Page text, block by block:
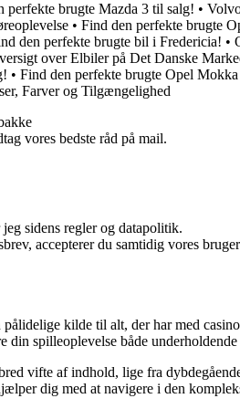
perfekte brugte Mazda 3 til salg! •
• Find den perfekte brugte
den perfekte brugte bil i Fredericia! •
over Elbiler på Det Danske
• Find den perfekte brugte Opel
Farver og Tilgængelighed
vores bedste råd på mail.
sidens regler og datapolitik.
accepterer du samtidig vores
kilde til alt, der har med
din spilleoplevelse både
vifte af indhold, lige fra
dig med at navigere i den